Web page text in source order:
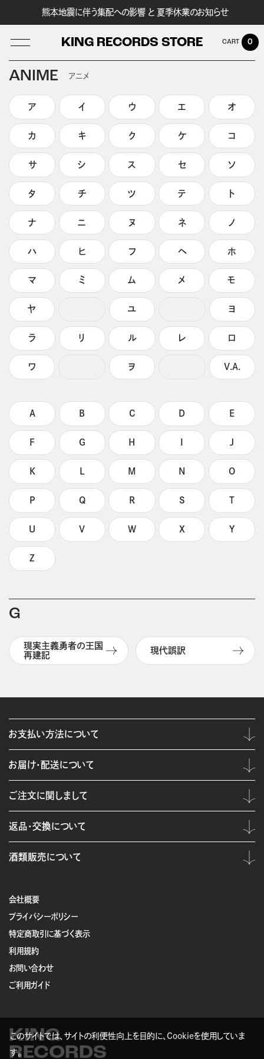
熊本地震に伴う集配への影響 と 夏季休業のお知らせ
KING RECORDS STORE
LOG IN
0
ANIME アニメ
ア イ ウ エ オ
カ キ ク ケ コ
サ シ ス セ ソ
タ チ ツ テ ト
ナ ニ ヌ ネ ノ
ハ ヒ フ ヘ ホ
マ ミ ム メ モ
ヤ ユ ヨ
ラ リ ル レ ロ
ワ ヲ V.A.
A B C D E
F G H J
K L M N O
P Q R S T
U V W X Y
Z
G
現実主義勇者の王国
再建記
現代誤訳
会社概要
プライバシーポリシー
特定商取引に基づく表示
利用規約
お問い合わせ
ご利用ガイド
KING
RECORDS
お支払い方法について
お届け・配送について
ご注文に関しまして
返品・交換について
酒類販売について
このサイトでは、サイトの利便性向上を目的に、Cookieを使用していま
す。